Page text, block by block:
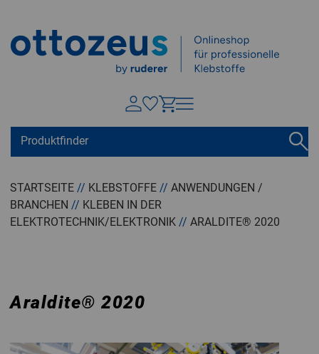
Springen zu
Tastaturkurzbefehle
Konto Shift + ALt + A
STARTSEITE // KLEBSTOFFE // ANWENDUNGEN /
BRANCHEN // KLEBEN IN DER
ELEKTROTECHNIK/ELEKTRONIK // ARALDITE® 2020
Araldite® 2020